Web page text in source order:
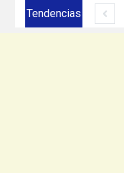
Tendencias
Siemens México amplía su presencia en Ciudad Juárez con inversión de más de 330 mdp